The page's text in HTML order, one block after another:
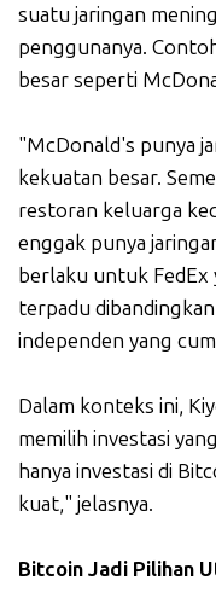
suatu jaringan
penggunanya.
besar seperti
"McDonald's punya
kekuatan besar.
restoran keluarga
enggak punya
berlaku untuk FedEx
terpadu
independen yang
Dalam konteks ini,
memilih investasi
hanya investasi di
kuat," jelasnya.
Bitcoin Jadi Pilihan